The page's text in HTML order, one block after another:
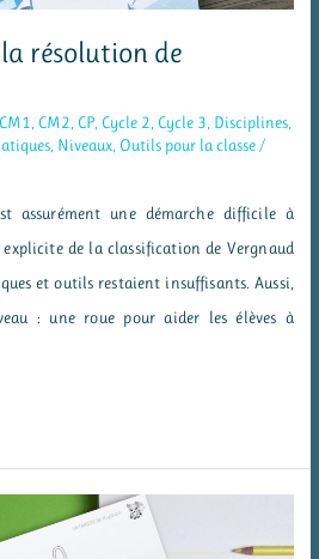
résolution de
CM1, CM2, CP, Cycle 2, Cycle 3, Disciplines,
, Niveaux, Outils pour la classe/
assurément une démarche difficile à
explicite de la classification de Vergnaud
et outils restaient insuffisants. Aussi,
: une roue pour aider les élèves à